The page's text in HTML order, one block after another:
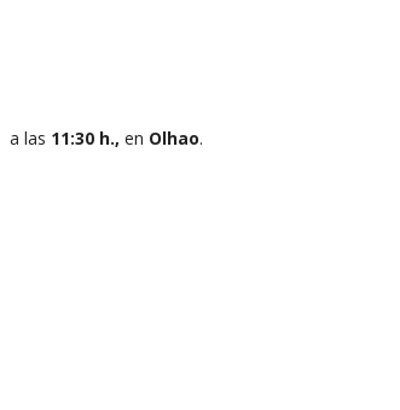
a las 11:30 h., en Olhao.